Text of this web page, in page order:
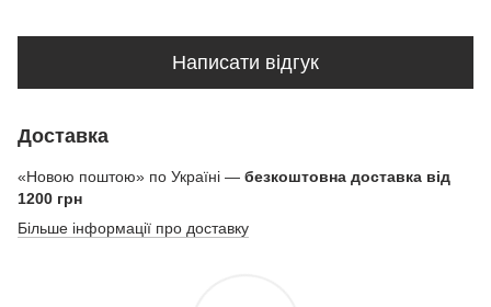
Написати відгук
Доставка
«Новою поштою» по Україні — безкоштовна доставка від
1200 грн
Більше інформації про доставку